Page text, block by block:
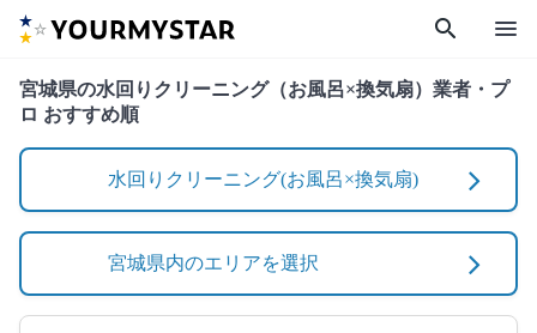
search menu
宮城県の水回りクリーニング（お風呂×換気扇）業者・プ
ロ おすすめ順
水回りクリーニング(お風呂×換気扇)
宮城県内のエリアを選択